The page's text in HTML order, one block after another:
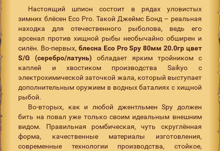
Настоящий шпион состоит в рядах уловистых
зимних блёсен Eco Pro. Такой Джеймс Бонд – реальная
находка для отечественного рыболова, ведь его
арсенал против хищной рыбы необычайно обширен и
силён. Во-первых, блесна Eco Pro Spy 80мм 20.0гр цвет
S/G (серебро/латунь) обладает ярким тройником с
каплей и хвостиком производства Saikyo с
электрохимической заточкой жала, который выступает
дополнительным оружием в водных баталиях с хищной
рыбой.
Во-вторых, как и любой джентльмен Spy должен
бить на повал уже только своим идеальным внешним
видом. Правильная ромбическая, чуть скруглённая
форма, качественные материалы изготовления,
современные технологии производства, стойкое,